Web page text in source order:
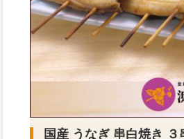
国産 うなぎ 串白焼き ３